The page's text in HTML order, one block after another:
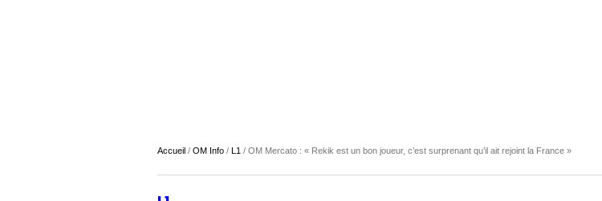
Accueil / OM Info / L1 / OM Mercato : « Rekik est un bon joueur, c’est surprenant qu’il ait rejoint la France »